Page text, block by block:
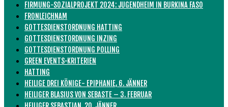
FIRMUNG-SOZIALPROJEKT 2024: JUGENDHEIM IN BURKINA FASO
FRONLEICHNAM
GOTTESDIENSTORDNUNG HATTING
GOTTESDIENSTORDNUNG INZING
GOTTESDIENSTORDNUNG POLLING
GREEN EVENTS-KRITERIEN
HATTING
HEILIGE DREI KÖNIGE- EPIPHANIE, 6. JÄNNER
HEILIGER BLASIUS VON SEBASTE – 3. FEBRUAR